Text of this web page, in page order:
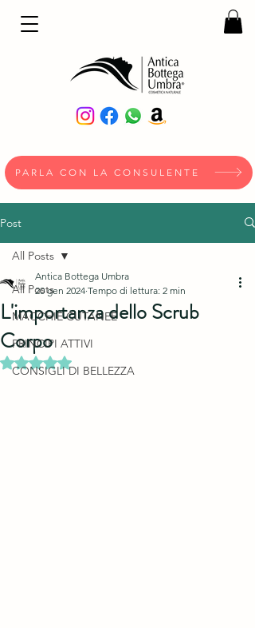
PARLA CON LA CONSULENTE
Post
All Posts
MACCHIE CUTANEE
PRINCIPI ATTIVI
CONSIGLI DI BELLEZZA
All Posts
L'importanza dello Scrub
Corpo
Antica Bottega Umbra
20 gen 2024 Tempo di lettura: 2 min
Valutazione NaN stelle su 5.